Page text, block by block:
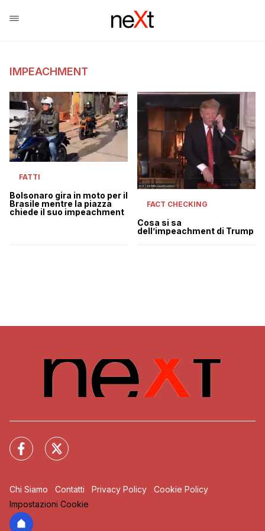
IMPEACHMENT
FATTI
Bolsonaro gira in moto per il
Brasile mentre la piazza
chiede il suo impeachment
FACT CHECKING
Cosa si sa
dell’impeachment di Trump
Chi Siamo Contatti Privacy Policy
Cookie Policy
Impostazioni Cookie